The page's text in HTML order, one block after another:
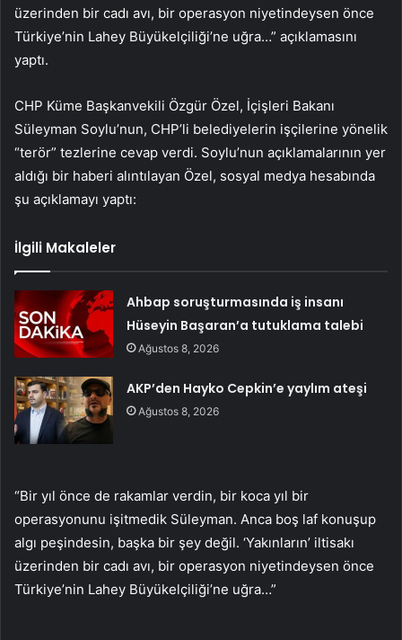
üzerinden bir cadı avı, bir operasyon niyetindeysen önce
Türkiye’nin Lahey Büyükelçiliği’ne uğra…” açıklamasını
yaptı.
CHP Küme Başkanvekili Özgür Özel, İçişleri Bakanı
Süleyman Soylu’nun, CHP’li belediyelerin işçilerine yönelik
“terör” tezlerine cevap verdi. Soylu’nun açıklamalarının yer
aldığı bir haberi alıntılayan Özel, sosyal medya hesabında
şu açıklamayı yaptı:
İlgili Makaleler
Ahbap soruşturmasında iş insanı
Hüseyin Başaran’a tutuklama talebi
Ağustos 8, 2026
AKP’den Hayko Cepkin’e yaylım ateşi
Ağustos 8, 2026
“Bir yıl önce de rakamlar verdin, bir koca yıl bir
operasyonunu işitmedik Süleyman. Anca boş laf konuşup
algı peşindesin, başka bir şey değil. ‘Yakınların’ iltisakı
üzerinden bir cadı avı, bir operasyon niyetindeysen önce
Türkiye’nin Lahey Büyükelçiliği’ne uğra…”